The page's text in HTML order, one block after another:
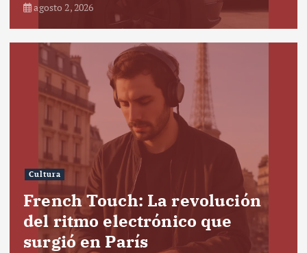
agosto 2, 2026
Cultura
French Touch: La revolución
del ritmo electrónico que
surgió en París